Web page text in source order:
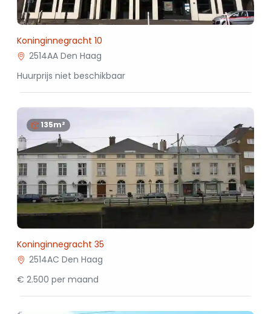
Koninginnegracht 10
2514AA Den Haag
Huurprijs niet beschikbaar
135m²
Koninginnegracht 35
2514AC Den Haag
€ 2.500 per maand